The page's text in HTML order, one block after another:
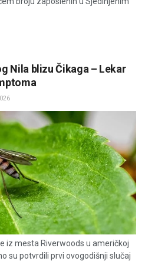
Nila blizu Čikaga – Lekar
iz mesta Riverwoods u američkoj
su potvrdili prvi ovogodišnji slučaj